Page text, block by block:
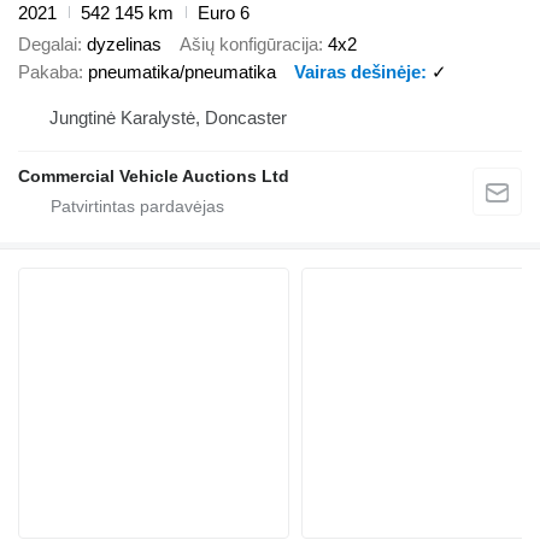
2021
542 145 km
Euro 6
Degalai dyzelinas Ašių konfigūracija 4x2
Pakaba pneumatika/pneumatika Vairas dešinėje ✓
Jungtinė Karalystė, Doncaster
Commercial Vehicle Auctions Ltd